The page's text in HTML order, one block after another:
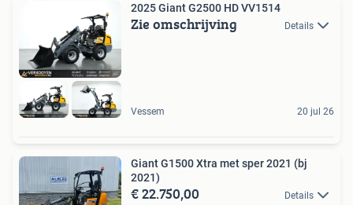
2025 Giant G2500 HD VV1514
Zie omschrijving Details
Vessem 20 jul 26
Giant G1500 Xtra met sper 2021 (bj
2021)
€ 22.750,00 Details